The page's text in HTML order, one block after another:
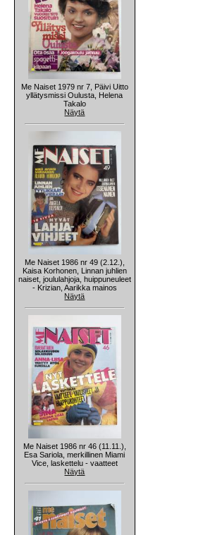
Me Naiset 1979 nr 7, Päivi Uitto
yllätysmissi Oulusta, Helena
Takalo
Näytä
Me Naiset 1986 nr 49 (2.12.),
Kaisa Korhonen, Linnan juhlien
naiset, joululahjoja, huippuneuleet
- Krizian, Aarikka mainos
Näytä
Me Naiset 1986 nr 46 (11.11.),
Esa Sariola, merkillinen Miami
Vice, laskettelu - vaatteet
Näytä